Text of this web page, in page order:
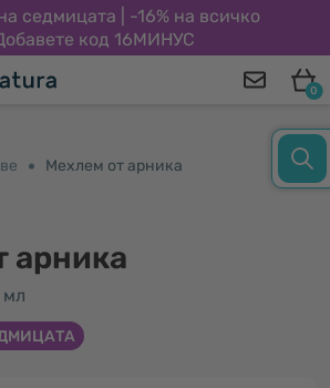
седмицата | -16% на всичко
код 16МИНУС
0
Мехлем от арника
арника